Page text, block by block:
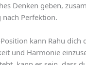
Denken geben,
nach Perfektion.
kann Rahu dich
und Harmonie